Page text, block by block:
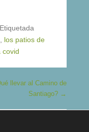
Etiquetada
, los patios de
covid
llevar al Camino de
Santiago? →